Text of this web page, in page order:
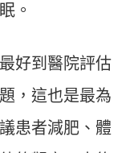
。
好到醫院評估
，這也是最為
患者減肥、體